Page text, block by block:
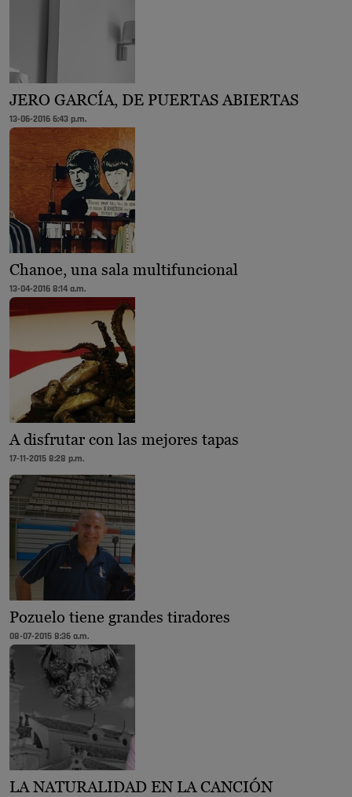
JERO GARCÍA, DE PUERTAS ABIERTAS
13-06-2016 6:43 p.m.
Chanoe, una sala multifuncional
13-04-2016 8:14 a.m.
A disfrutar con las mejores tapas
17-11-2015 8:28 p.m.
Pozuelo tiene grandes tiradores
08-07-2015 8:36 a.m.
LA NATURALIDAD EN LA CANCIÓN